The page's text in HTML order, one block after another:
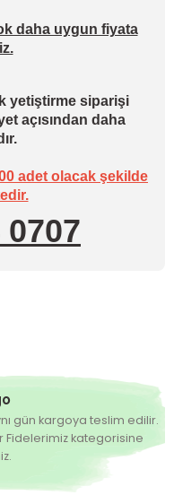
daha uygun fiyata
yetiştirme siparişi
açısından daha
adet olacak şekilde
0707
gün kargoya teslim edilir.
Fidelerimiz kategorisine